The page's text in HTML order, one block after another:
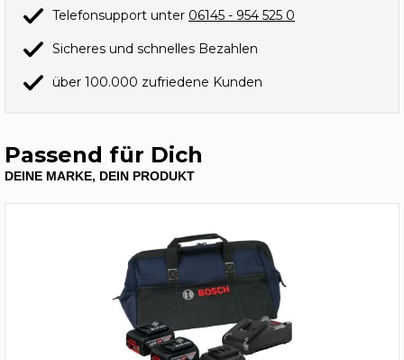
Telefonsupport unter 06145 - 954 525 0
Sicheres und schnelles Bezahlen
über 100.000 zufriedene Kunden
Passend für Dich
DEINE MARKE, DEIN PRODUKT